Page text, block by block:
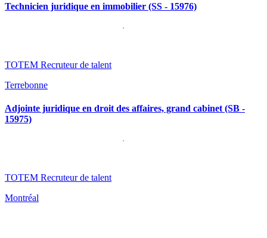
Technicien juridique en immobilier (SS - 15976)
TOTEM Recruteur de talent
Terrebonne
Adjointe juridique en droit des affaires, grand cabinet (SB -
15975)
TOTEM Recruteur de talent
Montréal